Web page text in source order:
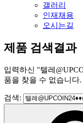
갤러리
인재채용
오시는길
제품 검색결과
입력하신 "텔레
품을 찾을 수 없습니다.
검색: